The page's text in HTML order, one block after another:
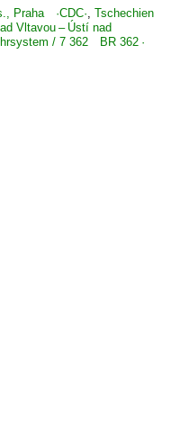
Praha ·CDC·, Tschechien
Vltavou – Ústí nad
/ 7 362 BR 362 ·